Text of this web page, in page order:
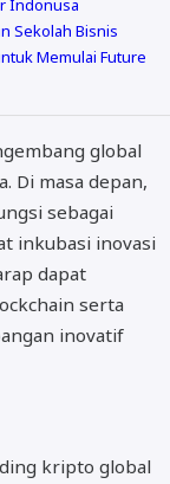
Indonusa
Sekolah Bisnis
Memulai Future
global
Di masa depan,
sebagai
inkubasi inovasi
dapat
serta
inovatif
kripto global